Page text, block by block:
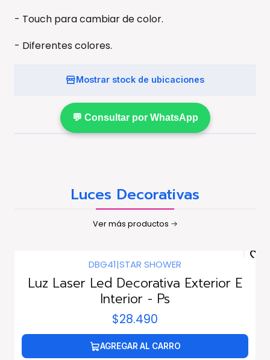
- Touch para cambiar de color.
- Diferentes colores.
Mostrar stock de ubicaciones
💬 Consultar por WhatsApp
Luces Decorativas
Ver más productos
DBG41|STAR SHOWER
Luz Laser Led Decorativa Exterior E
Interior - Ps
$28.490
AGREGAR AL CARRO